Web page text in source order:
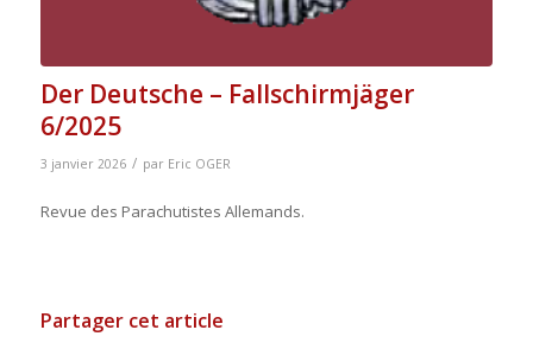
Der Deutsche – Fallschirmjäger
6/2025
3 janvier 2026 / par Eric OGER
Revue des Parachutistes Allemands.
Partager cet article